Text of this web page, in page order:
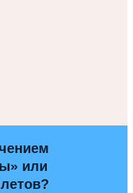
или